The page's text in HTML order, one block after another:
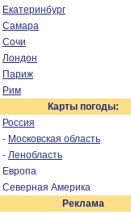
Екатеринбург
Самара
Сочи
Лондон
Париж
Рим
Карты погоды:
Россия
- Московская область
- Ленобласть
Европа
Северная Америка
Реклама